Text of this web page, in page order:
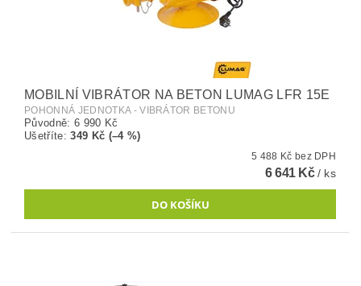
MOBILNÍ VIBRÁTOR NA BETON LUMAG LFR 15E
POHONNÁ JEDNOTKA - VIBRÁTOR BETONU
Původně: 6 990 Kč
Ušetříte:349 Kč (–4 %)
5 488 Kč bez DPH
6 641 Kč/ ks